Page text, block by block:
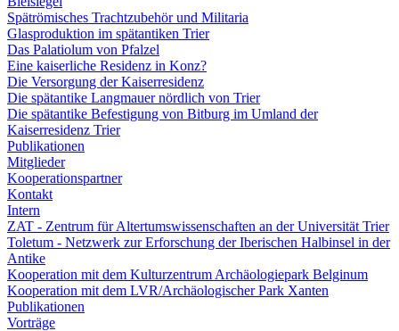
Spätrömisches Trachtzubehör und Militaria
Glasproduktion im spätantiken Trier
Das Palatiolum von Pfalzel
Eine kaiserliche Residenz in Konz?
Die Versorgung der Kaiserresidenz
Die spätantike Langmauer nördlich von Trier
Die spätantike Befestigung von Bitburg im Umland der
Kaiserresidenz Trier
Publikationen
Mitglieder
Kooperationspartner
Kontakt
Intern
ZAT - Zentrum für Altertumswissenschaften an der Universität Trier
Toletum - Netzwerk zur Erforschung der Iberischen Halbinsel in der
Antike
Kooperation mit dem Kulturzentrum Archäologiepark Belginum
Kooperation mit dem LVR/Archäologischer Park Xanten
Publikationen
Vorträge